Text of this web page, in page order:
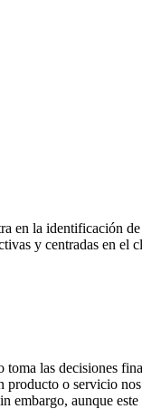
en la identificación
y centradas en el
las decisiones
producto o servicio
embargo, aunque